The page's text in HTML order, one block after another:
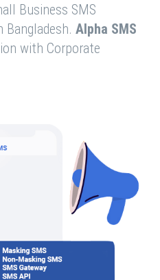
Business SMS
Bangladesh. Alpha SMS
with Corporate